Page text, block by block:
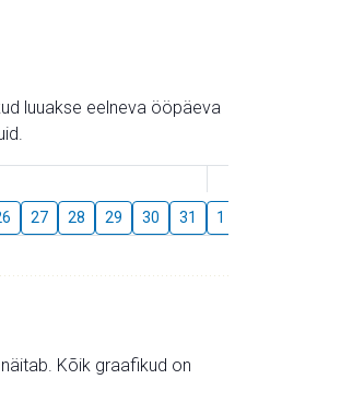
luuakse eelneva ööpäeva
27 28 29 30 31 1
Kõik graafikud on